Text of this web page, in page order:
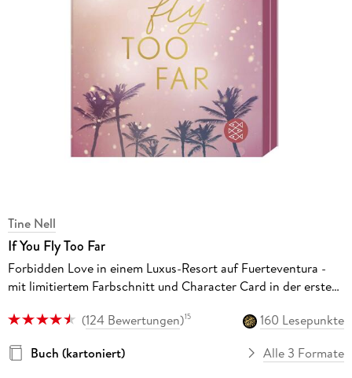
Tine Nell
If You Fly Too Far
Forbidden Love in einem Luxus-Resort auf Fuerteventura -
mit limitiertem Farbschnitt und Character Card in der ersten
(124 Bewertungen)15
160 Lesepunkte
Buch (kartoniert)
Alle 3 Formate